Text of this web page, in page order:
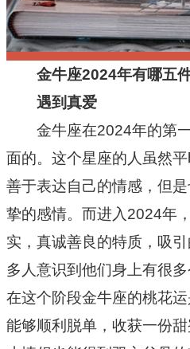
节日
金牛座2024年有哪五
遇到真爱
金牛座在2024年的第一
面的。这个星座的人虽然
善于表达自己的情感，但
挚的感情。而进入2024年
实，真诚善良的特质，吸
多人意识到他们身上有很
在这个阶段金牛座的桃花
能够顺利脱单，收获一份